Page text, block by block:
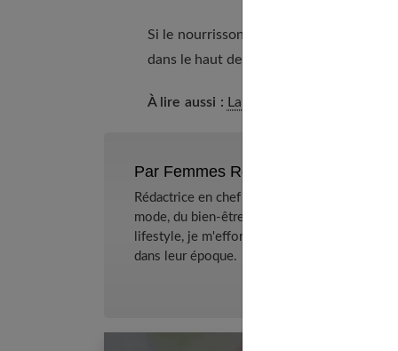
Si le nourrisson a un petit poids ou un
dans le haut de la courbe de
À lire aussi : Lait de croissance : quels
Par Femmes References
Rédactrice en chef et chercheuse de
mode, du bien-être et de la psychologie
lifestyle, je m'efforce de décrypter le
dans leur époque.